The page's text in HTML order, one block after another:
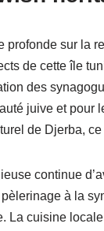
profonde sur la
de cette île
des
juive et pour
de Djerba,
continue
à la
La cuisine